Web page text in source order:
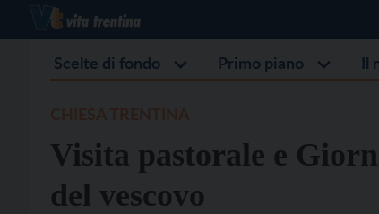
Scelte di fondo Primo piano Il
Visita pastorale e
del vescovo